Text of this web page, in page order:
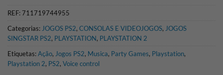
REF:711719744955
Categorias: JOGOS PS2, CONSOLAS E VIDEOJOGOS, JOGOS
SINGSTAR PS2, PLAYSTATION, PLAYSTATION 2
Etiquetas:Ação, Jogos PS2, Musica, Party Games, Playstation,
Playstation 2, PS2, Voice control